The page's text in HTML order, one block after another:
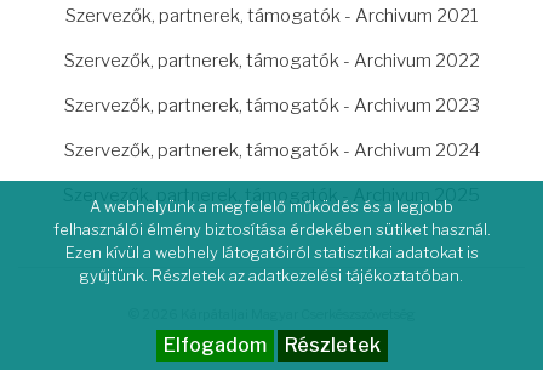
Szervezők, partnerek, támogatók - Archivum 2021
Szervezők, partnerek, támogatók - Archivum 2022
Szervezők, partnerek, támogatók - Archivum 2023
Szervezők, partnerek, támogatók - Archivum 2024
Szervezők, partnerek, támogatók - Archivum 2025
A webhelyünk a megfelelő működés és a legjobb
felhasználói élmény biztosítása érdekében sütiket használ.
Ezen kívül a webhely látogatóiról statisztikai adatokat is
gyűjtünk. Részletek az adatkezelési tájékoztatóban.
Elfogadom Részletek